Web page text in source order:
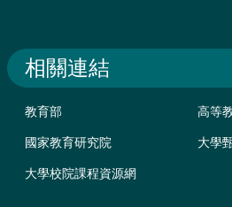
相關連結
教育部 高等
國家教育研究院 大學
大學校院課程資源網